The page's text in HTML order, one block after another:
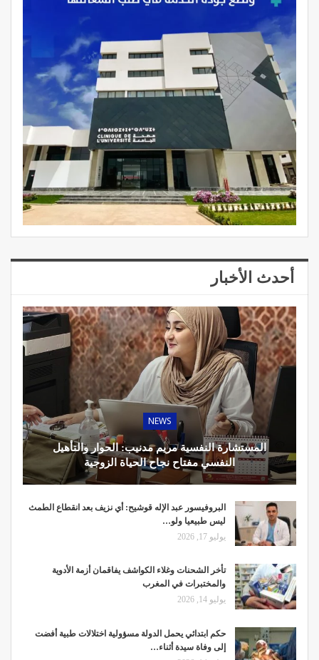
أحدث الأخبار
NEWS
المستشارة النفسية مريم مدنيب: الحوار والتأهيل
النفسي مفتاح نجاح الحياة الزوجية
البروفيسور عبد الإله قوشيح: أي نزيف بعد انقطاع الطمث
ليس طبيعيا ولو…
يوليو 17, 2026
تأخر الشحنات وغلاء الكواشف يفاقمان أزمة الأدوية
والمختبرات في المغرب
يوليو 14, 2026
حكم ابتدائي يحمل الدولة مسؤولية اختلالات طبية أفضت
إلى وفاة سيدة أثناء…